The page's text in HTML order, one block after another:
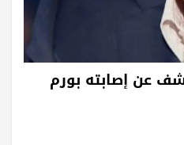
عن إصابته بورم